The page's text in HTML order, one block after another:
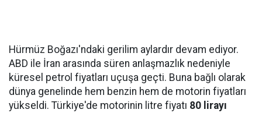
Hürmüz Boğazı'ndaki gerilim aylardır devam ediyor.
ABD ile İran arasında süren anlaşmazlık nedeniyle
küresel petrol fiyatları uçuşa geçti. Buna bağlı olarak
dünya genelinde hem benzin hem de motorin fiyatları
yükseldi. Türkiye'de motorinin litre fiyatı 80 lirayı